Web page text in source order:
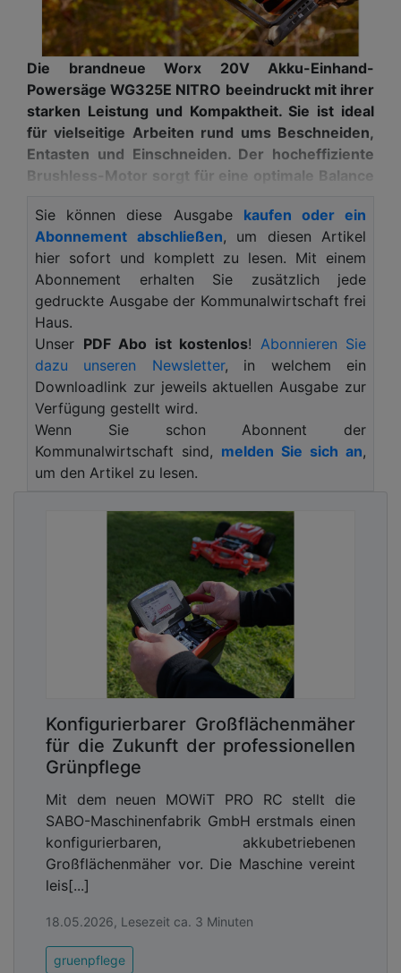
Die brandneue Worx 20V Akku-Einhand-
Powersäge WG325E NITRO beeindruckt mit ihrer
starken Leistung und Kompaktheit. Sie ist ideal
für vielseitige Arbeiten rund ums Beschneiden,
Entasten und Einschneiden. Der hocheffiziente
Brushless-Motor sorgt für eine optimale Balance
Sicherheit stand bei der Entwicklung der Worx
WG325E NITRO an erster Stelle. Mit ihrer
schlanken und leichten Bauweise lässt sich die
Säge mühelos durch verzwicktes Astgewirr führen.
Das robuste Handschutzschild schützt die Hände
zuverlässig vor Verletzungen. Der klappbare
Kettenschutz bewahrt bei plötzlichen
Rückschlägen (Kickback) vor dem Berühren der
Kette. Der rutschfeste Softgriff liegt ergonomisch
in der Hand. Der Sicherheitsschalter ist beidseitig
für Rechts- und Linkshänder leicht zu bedienen.
Die WG325E NITRO verfügt zudem über ein
einen werkzeuglosen Kettenwechsel. Die Kette
wird mittels integrierter Pumpmechanik
automatisch geschmiert.
Der serienmäßige 20V PowerShare Akku mit 2Ah
ist perfekt für leichte Arbeiten vom Boden aus. Die
Worx WG325E NITRO 20V AkkuEinhand-
Powersäge ist in vielen Baumärkten erhältlich, zum
UVP von 119,99 Euro ohne Akku und Ladegerät.
Für diejenigen, die noch keinen Worx PowerShare
Akku besitzen, gibt es das Set zum UVP von
179,99 Euro mit Akku und Ladegerät.
Advertising
Abonnieren Sie unseren Newsletter mit
Link zur kostenlosen PDF Ausgabe der
Kommunalwirtschaft!
Sie können diese Ausgabe kaufen oder ein
Abonnement abschließen, um diesen Artikel
hier sofort und komplett zu lesen. Mit einem
Abonnement erhalten Sie zusätzlich jede
gedruckte Ausgabe der Kommunalwirtschaft frei
Haus.
Unser PDF Abo ist kostenlos! Abonnieren Sie
dazu unseren Newsletter, in welchem ein
Downloadlink zur jeweils aktuellen Ausgabe zur
Verfügung gestellt wird.
Wenn Sie schon Abonnent der
Kommunalwirtschaft sind, melden Sie sich an,
um den Artikel zu lesen.
Konfigurierbarer Großflächenmäher
für die Zukunft der professionellen
Grünpflege
Mit dem neuen MOWiT PRO RC stellt die
SABO-Maschinenfabrik GmbH erstmals einen
konfigurierbaren, akkubetriebenen
Großflächenmäher vor. Die Maschine vereint
leis[...]
18.05.2026, Lesezeit ca. 3 Minuten
gruenpflege